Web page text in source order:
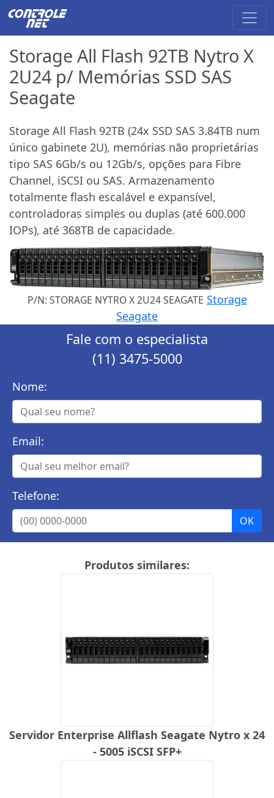
Storage All Flash 92TB Nytro X
2U24 p/ Memórias SSD SAS
Seagate
Storage All Flash 92TB (24x SSD SAS 3.84TB num
único gabinete 2U), memórias não proprietárias
tipo SAS 6Gb/s ou 12Gb/s, opções para Fibre
Channel, iSCSI ou SAS. Armazenamento
totalmente flash escalável e expansível,
controladoras simples ou duplas (até 600.000
IOPs), até 368TB de capacidade.
P/N: STORAGE NYTRO X 2U24 SEAGATE Storage
Seagate
Fale com o especialista
(11) 3475-5000
Nome:
Email:
Telefone:
Produtos similares:
Servidor Enterprise Allflash Seagate Nytro x 24
- 5005 iSCSI SFP+